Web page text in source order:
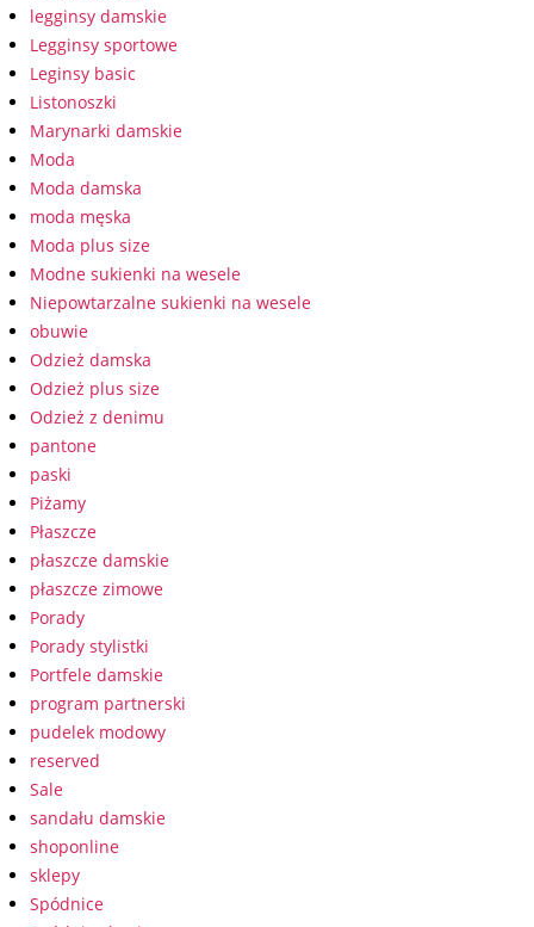
legginsy damskie
Legginsy sportowe
Leginsy basic
Listonoszki
Marynarki damskie
Moda
Moda damska
moda męska
Moda plus size
Modne sukienki na wesele
Niepowtarzalne sukienki na wesele
obuwie
Odzież damska
Odzież plus size
Odzież z denimu
pantone
paski
Piżamy
Płaszcze
płaszcze damskie
płaszcze zimowe
Porady
Porady stylistki
Portfele damskie
program partnerski
pudelek modowy
reserved
Sale
sandału damskie
shoponline
sklepy
Spódnice